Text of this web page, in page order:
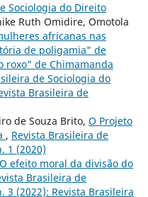
Sociologia do Direito
Ruth Omidire, Omotola
africanas nas
de poligamia" de
roxo" de Chimamanda
de Sociologia do
Brasileira de
de Souza Brito, O Projeto
, Revista Brasileira de
1 (2020)
O efeito moral da divisão do
Brasileira de
3 (2022): Revista Brasileira